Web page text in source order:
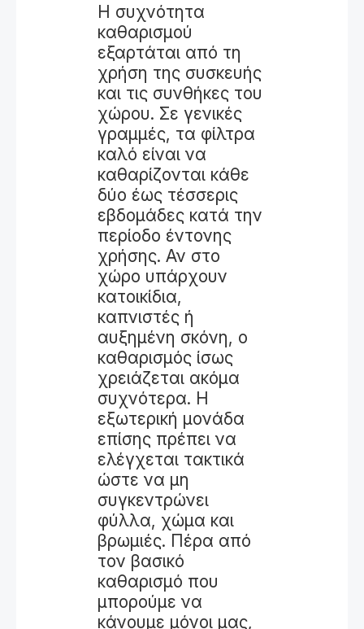
Η συχνότητα
καθαρισμού
εξαρτάται από τη
χρήση της συσκευής
και τις συνθήκες του
χώρου. Σε γενικές
γραμμές, τα φίλτρα
καλό είναι να
καθαρίζονται κάθε
δύο έως τέσσερις
εβδομάδες κατά την
περίοδο έντονης
χρήσης. Αν στο
χώρο υπάρχουν
κατοικίδια,
καπνιστές ή
αυξημένη σκόνη, ο
καθαρισμός ίσως
χρειάζεται ακόμα
συχνότερα. Η
εξωτερική μονάδα
επίσης πρέπει να
ελέγχεται τακτικά
ώστε να μη
συγκεντρώνει
φύλλα, χώμα και
βρωμιές. Πέρα από
τον βασικό
καθαρισμό που
μπορούμε να
κάνουμε μόνοι μας,